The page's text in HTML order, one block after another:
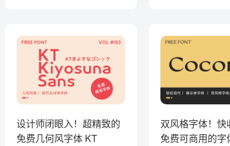
设计师闭眼入！超精致的
免费几何风字体 KT
双风格字体！快
免费可商用的字